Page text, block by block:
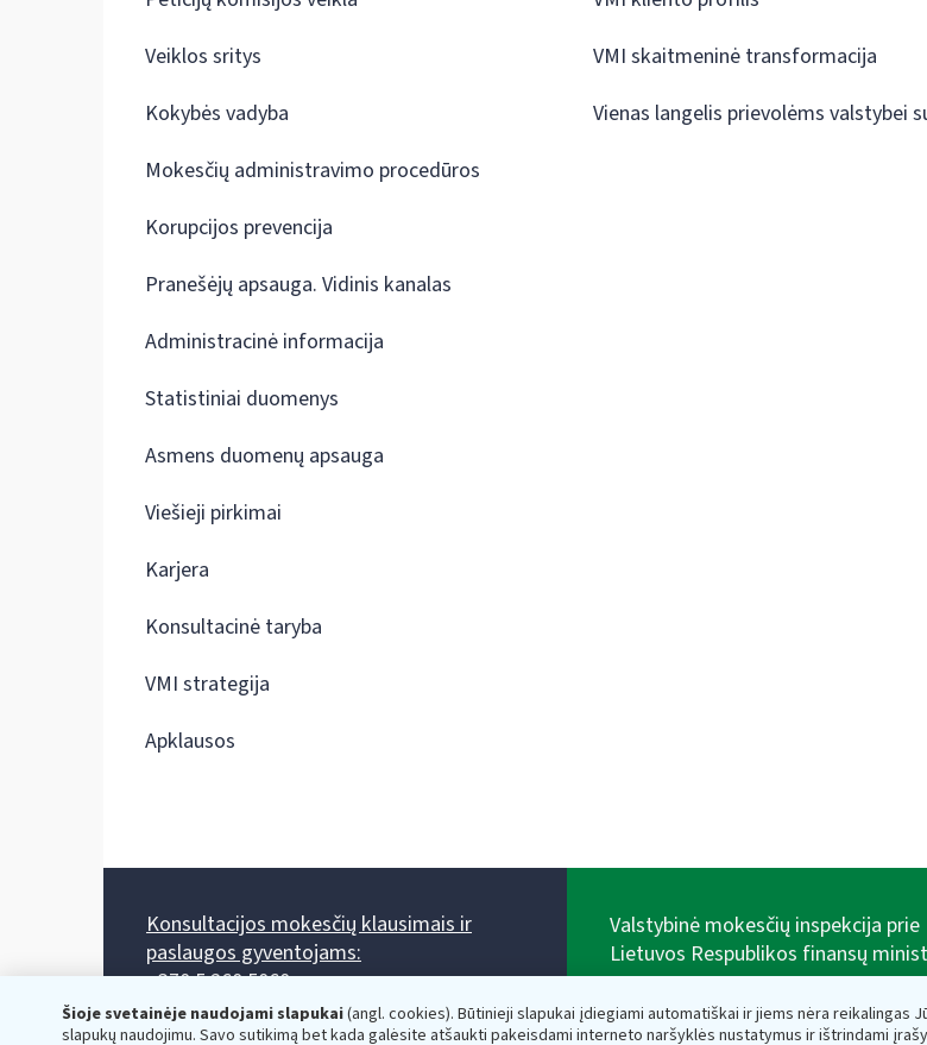
Šioje svetainėje naudojami slapukai(angl. cookies). Būtinieji slapukai įdiegiami automatiškai ir jiems nėra reikalingas
slapukų naudojimu. Savo sutikimą bet kada galėsite atšaukti pakeisdami interneto naršyklės nustatymus ir ištrindami
Veiklos sritys
Kokybės vadyba
Mokesčių administravimo procedūros
Korupcijos prevencija
Pranešėjų apsauga. Vidinis kanalas
Administracinė informacija
Statistiniai duomenys
Asmens duomenų apsauga
Viešieji pirkimai
Karjera
Konsultacinė taryba
VMI strategija
Apklausos
VMI skaitmeninė transformacija
Vienas langelis prievolėms valstybei
Konsultacijos mokesčių klausimais ir
paslaugos gyventojams:
+370 5 260 5060
Darbo laikas: I-IV 8.00-17.00, V 8.00-15.45.
Prieššventinę dieną - viena valanda trumpiau.
Valstybinė mokesčių inspekcija prie
Lietuvos Respublikos finansų
adresas: Vasario 16-osios g. 14, 01107 Vilnius,
el.paštas:vmi@vmi.lt, E. pristatymo dėžutės